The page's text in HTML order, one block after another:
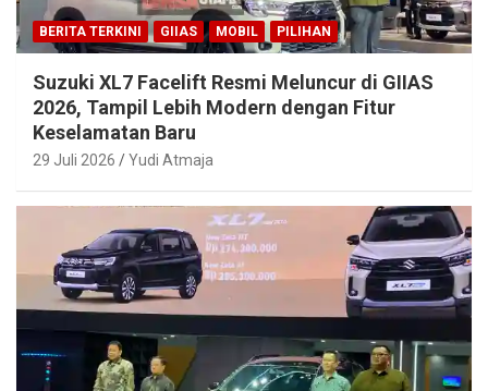
BERITA TERKINI GIIAS MOBIL PILIHAN
Suzuki XL7 Facelift Resmi Meluncur di GIIAS
2026, Tampil Lebih Modern dengan Fitur
Keselamatan Baru
29 Juli 2026 Yudi Atmaja